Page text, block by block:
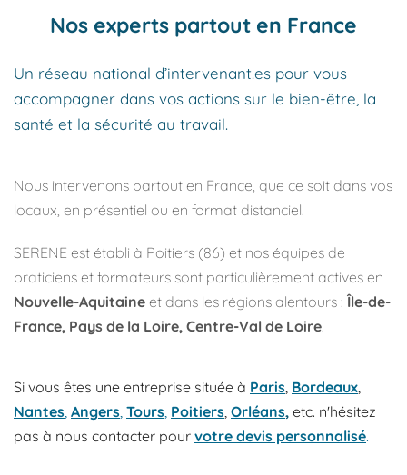
Nos experts partout en France
Un réseau national d’intervenant.es pour vous
accompagner dans vos actions sur le bien-être, la
santé et la sécurité au travail.
Nous intervenons partout en France, que ce soit dans vos
locaux, en présentiel ou en format distanciel.
SERENE est établi à Poitiers (86) et nos équipes de
Nouvelle-Aquitaine et dans les régions alentours : Île-de-
France, Pays de la Loire, Centre-Val de Loire.
Si vous êtes une entreprise située à Paris Bordeaux
Nantes Angers Tours Poitiers Orléans, etc. n'hésitez
pas à nous contacter pour votre devis personnalisé.